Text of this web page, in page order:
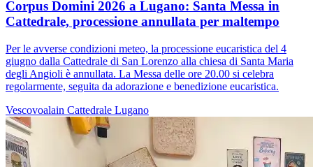
Corpus Domini 2026 a Lugano: Santa Messa in
Cattedrale, processione annullata per maltempo
Per le avverse condizioni meteo, la processione eucaristica del 4
giugno dalla Cattedrale di San Lorenzo alla chiesa di Santa Maria
degli Angioli è annullata. La Messa delle ore 20.00 si celebra
regolarmente, seguita da adorazione e benedizione eucaristica.
Vescovoalain Cattedrale Lugano